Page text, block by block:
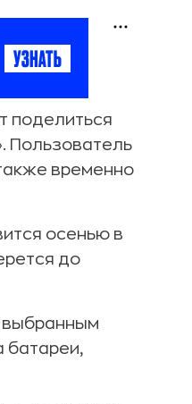
поделиться
Пользователь
временно
осенью в
до
выбранным
батареи,